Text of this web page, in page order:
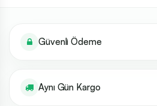
Güvenli Ödeme
Aynı Gün Kargo